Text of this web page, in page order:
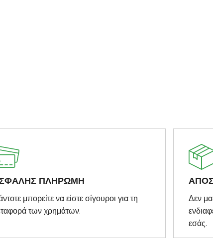
ΠΛΗΡΩΜΗ
μπορείτε να είστε σίγουροι για τη
των χρημάτων.
Δεν
εσάς.